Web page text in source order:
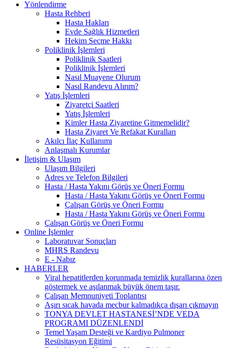
Yönlendirme
Hasta Rehberi
Hasta Hakları
Evde Sağlık Hizmetleri
Hekim Seçme Hakkı
Poliklinik İşlemleri
Poliklinik Saatleri
Poliklinik İşlemleri
Nasıl Muayene Olurum
Nasıl Randevu Alırım?
Yatış İşlemleri
Ziyaretçi Saatleri
Yatış İşlemleri
Kimler Hasta Ziyaretine Gitmemelidir?
Hasta Ziyaret Ve Refakat Kuralları
Akılcı İlaç Kullanımı
Anlaşmalı Kurumlar
İletişim & Ulaşım
Ulaşım Bilgileri
Adres ve Telefon Bilgileri
Hasta / Hasta Yakını Görüş ve Öneri Formu
Hasta / Hasta Yakını Görüş ve Öneri Formu
Çalışan Görüş ve Öneri Formu
Hasta / Hasta Yakını Görüş ve Öneri Formu
Çalışan Görüş ve Öneri Formu
Online İşlemler
Laboratuvar Sonuçları
MHRS Randevu
E - Nabız
HABERLER
Viral hepatitlerden korunmada temizlik kurallarına özen
göstermek ve aşılanmak büyük önem taşır.
Çalışan Memnuniyeti Toplantısı
Aşırı sıcak havada mecbur kalmadıkça dışarı çıkmayın
TONYA DEVLET HASTANESİ’NDE VEDA
PROGRAMI DÜZENLENDİ
Temel Yaşam Desteği ve Kardiyo Pulmoner
Resüsitasyon Eğitimi